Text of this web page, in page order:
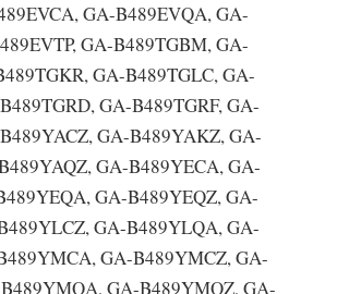
GA-B489EVQA, GA-
GA-B489TGBM, GA-
GA-B489TGLC, GA-
GA-B489TGRF, GA-
GA-B489YAKZ, GA-
GA-B489YECA, GA-
GA-B489YEQZ, GA-
GA-B489YLQA, GA-
GA-B489YMCZ, GA-
GA-B489YMQZ, GA-